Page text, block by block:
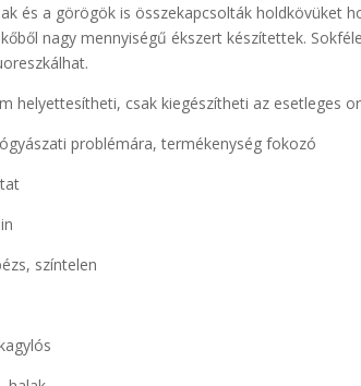
és a görögök is összekapcsolták holdkövüket
nagy mennyiségű ékszert készítettek.
helyettesítheti, csak kiegészítheti az esetleges
problémára, termékenység fokozó
színtelen